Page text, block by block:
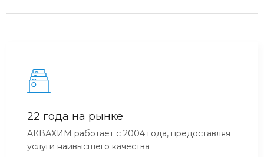
22 года на рынке
АКВАХИМ работает с 2004 года, предоставляя
услуги наивысшего качества